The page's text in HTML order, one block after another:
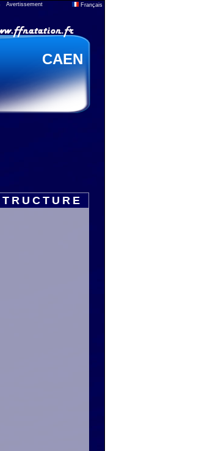
Avertissement Français
CAEN